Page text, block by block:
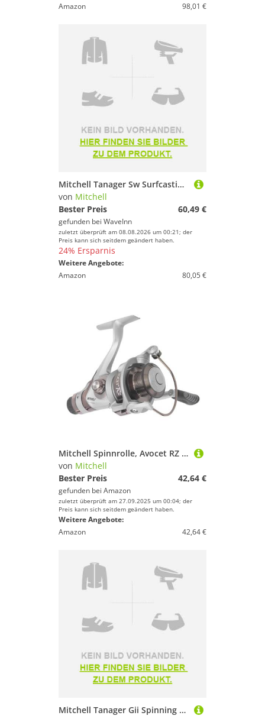
Amazon
98,01 €
Mitchell Tanager Sw Surfcasting Rod Silber 4.23 m / 100-250 g
von Mitchell
Bester Preis
60,49 €
gefunden bei WaveInn
zuletzt überprüft am 08.08.2026 um 00:21; der
Preis kann sich seitdem geändert haben.
24% Ersparnis
Weitere Angebote:
Amazon
80,05 €
Mitchell Spinnrolle, Avocet RZ Rollen, Allrounder, Feeder, Bolognase, Süßwasser Meeresfische Angler, Barsch, Hecht, Zander, Schwarz, 5.2:1 Übersetzung, Robust & Leicht, 5+1 Lageranzahl, 4000
von Mitchell
Bester Preis
42,64 €
gefunden bei Amazon
zuletzt überprüft am 27.09.2025 um 00:04; der
Preis kann sich seitdem geändert haben.
Weitere Angebote:
Amazon
42,64 €
Mitchell Tanager Gii Spinning Combo Silber 2.10 m / 10-40 g